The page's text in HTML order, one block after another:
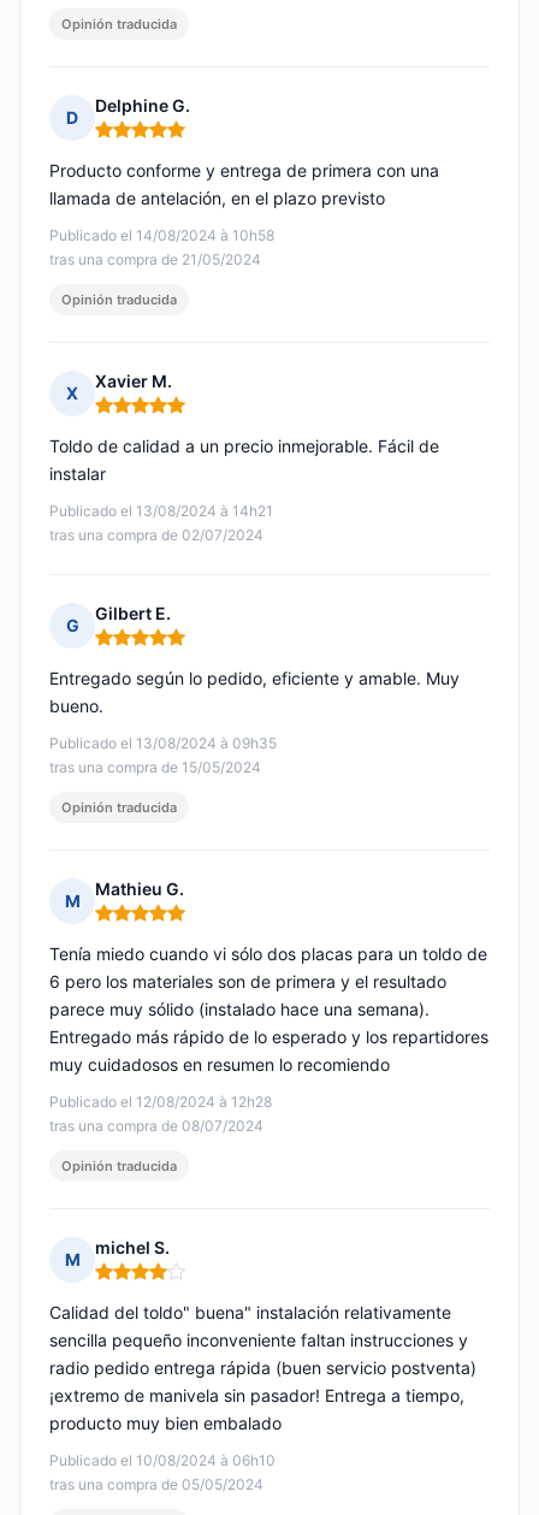
Opinión traducida
D
Delphine G.
Nota: 5 de 5
Publicado el 14/08/2024 à 10h58
tras una compra de 21/05/2024
Producto conforme y entrega de primera con una
llamada de antelación, en el plazo previsto
Opinión traducida
X
Xavier M.
Nota: 5 de 5
Publicado el 13/08/2024 à 14h21
tras una compra de 02/07/2024
Toldo de calidad a un precio inmejorable. Fácil de
instalar
G
Gilbert E.
Nota: 5 de 5
Publicado el 13/08/2024 à 09h35
tras una compra de 15/05/2024
Entregado según lo pedido, eficiente y amable. Muy
bueno.
Opinión traducida
M
Mathieu G.
Nota: 5 de 5
Publicado el 12/08/2024 à 12h28
tras una compra de 08/07/2024
Tenía miedo cuando vi sólo dos placas para un toldo de
6 pero los materiales son de primera y el resultado
parece muy sólido (instalado hace una semana).
Entregado más rápido de lo esperado y los repartidores
muy cuidadosos en resumen lo recomiendo
Opinión traducida
M
michel S.
Nota: 4 de 5
Publicado el 10/08/2024 à 06h10
tras una compra de 05/05/2024
Calidad del toldo" buena" instalación relativamente
sencilla pequeño inconveniente faltan instrucciones y
radio pedido entrega rápida (buen servicio postventa)
¡extremo de manivela sin pasador! Entrega a tiempo,
producto muy bien embalado